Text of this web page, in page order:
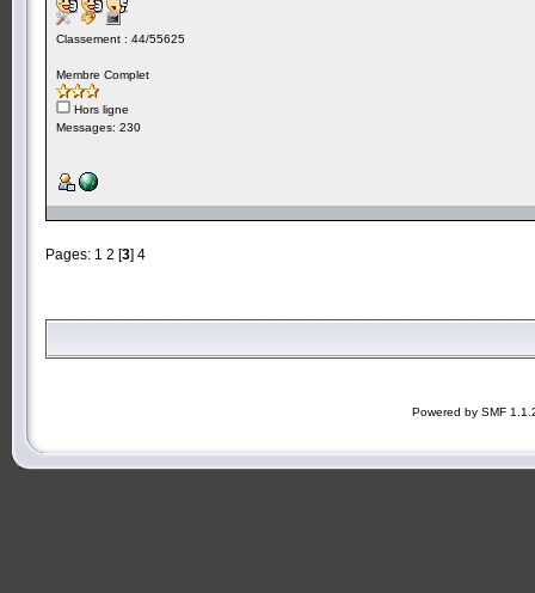
Classement : 44/55625
Membre Complet
Hors ligne
Messages: 230
Pages: 1 2 [3] 4
Powered by SMF